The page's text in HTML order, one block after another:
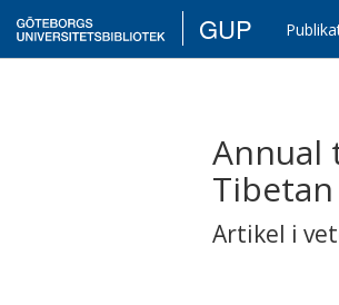
GUP
Annual
Artikel i